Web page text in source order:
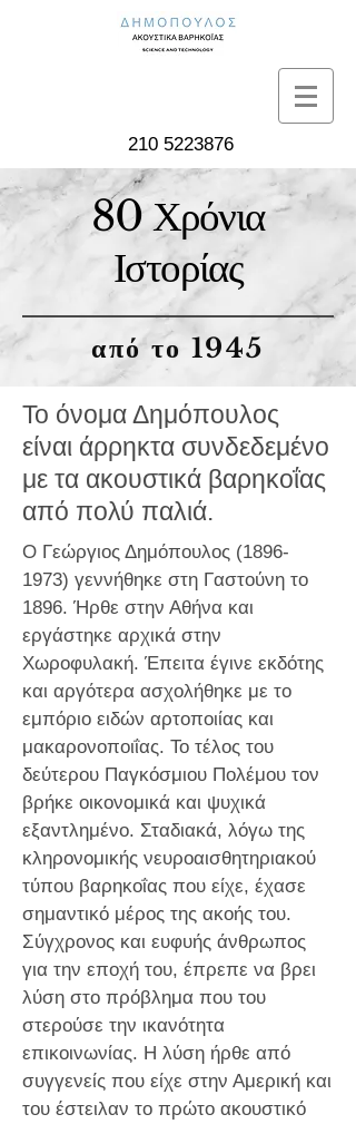
210 5223876
80 Χρόνια
Ιστορίας
από το 1945
Το όνομα Δημόπουλος
είναι άρρηκτα συνδεδεμένο
με τα ακουστικά βαρηκοΐας
από πολύ παλιά.
Ο Γεώργιος Δημόπουλος (1896-
1973) γεννήθηκε στη Γαστούνη το
1896. Ήρθε στην Αθήνα και
εργάστηκε αρχικά στην
Χωροφυλακή. Έπειτα έγινε εκδότης
και αργότερα ασχολήθηκε με το
εμπόριο ειδών αρτοποιίας και
μακαρονοποιΐας. Το τέλος του
δεύτερου Παγκόσμιου Πολέμου τον
βρήκε οικονομικά και ψυχικά
εξαντλημένο. Σταδιακά, λόγω της
κληρονομικής νευροαισθητηριακού
τύπου βαρηκοΐας που είχε, έχασε
σημαντικό μέρος της ακοής του.
Σύγχρονος και ευφυής άνθρωπος
για την εποχή του, έπρεπε να βρει
λύση στο πρόβλημα που του
στερούσε την ικανότητα
επικοινωνίας. Η λύση ήρθε από
συγγενείς που είχε στην Αμερική και
του έστειλαν το πρώτο ακουστικό